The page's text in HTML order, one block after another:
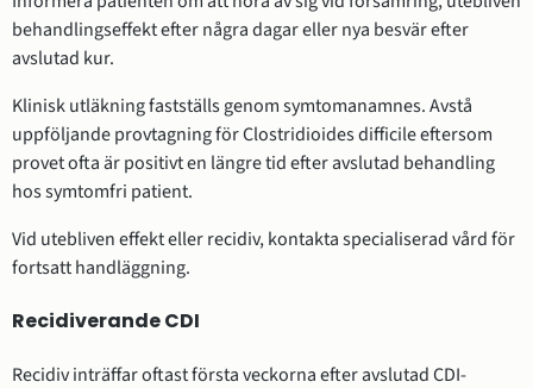
behandlingseffekt efter några dagar eller nya besvär efter
avslutad kur.
Klinisk utläkning fastställs genom symtomanamnes. Avstå
uppföljande provtagning för Clostridioides difficile eftersom
provet ofta är positivt en längre tid efter avslutad behandling
hos symtomfri patient.
Vid utebliven effekt eller recidiv, kontakta specialiserad vård för
fortsatt handläggning.
Recidiverande CDI
Recidiv inträffar oftast första veckorna efter avslutad CDI-